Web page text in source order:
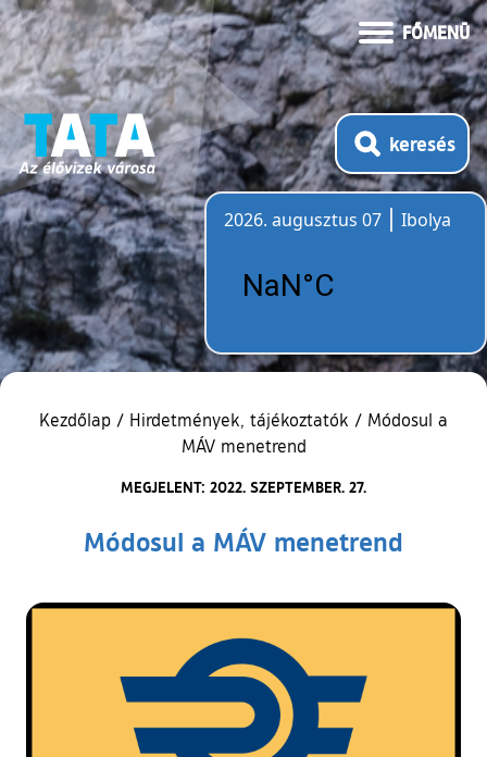
FŐMENÜ
keresés
2026. augusztus 07
Ibolya
Kezdőlap / Hirdetmények, tájékoztatók / Módosul a
MÁV menetrend
MEGJELENT: 2022. SZEPTEMBER. 27.
Módosul a MÁV menetrend